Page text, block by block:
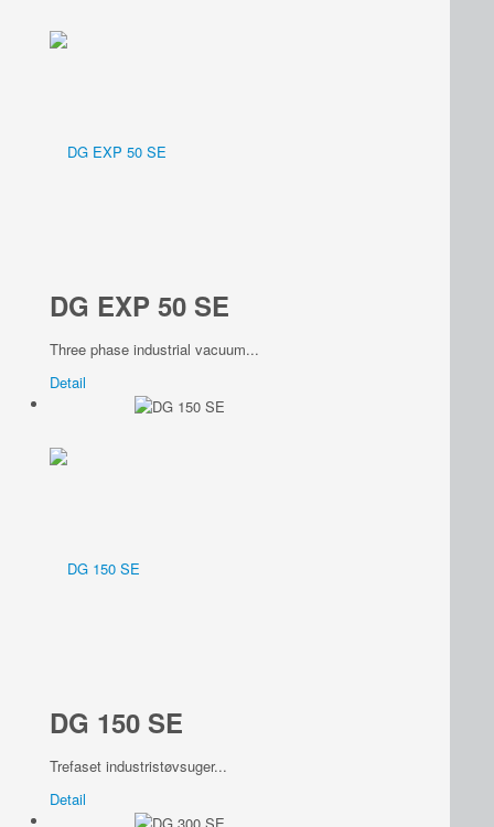
DG EXP 50 SE
Three phase industrial vacuum...
Detail
DG 150 SE
Trefaset industristøvsuger...
Detail